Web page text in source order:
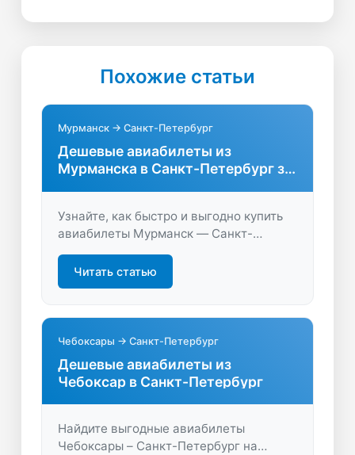
Похожие статьи
Мурманск → Санкт-Петербург
Дешевые авиабилеты из
Мурманска в Санкт-Петербург за
Узнайте, как быстро и выгодно купить
авиабилеты Мурманск — Санкт-
лучшие предложения и планируйте
путешествие легко и удобно.
Читать статью
Чебоксары → Санкт-Петербург
Дешевые авиабилеты из
Чебоксар в Санкт-Петербург
Найдите выгодные авиабилеты
Чебоксары – Санкт-Петербург на